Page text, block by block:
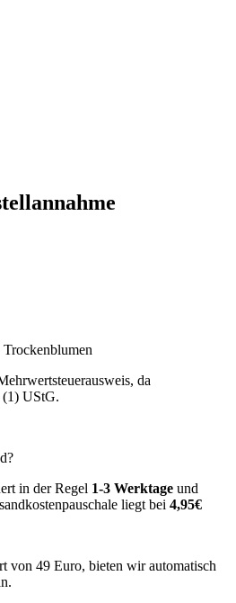
da
(1) UStG.
in der Regel 1-3 Werktage und
liegt bei 4,95€
von 49 Euro, bieten wir automatisch